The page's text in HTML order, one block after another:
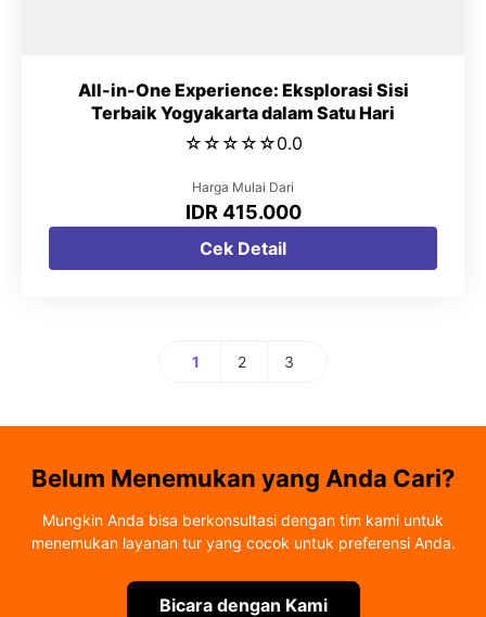
All-in-One Experience: Eksplorasi Sisi
Terbaik Yogyakarta dalam Satu Hari
☆ ☆ ☆ ☆ ☆0.0
Harga Mulai Dari
IDR 415.000
Cek Detail
Halaman
1 Halaman
2 3
Belum Menemukan yang Anda Cari?
Mungkin Anda bisa berkonsultasi dengan tim kami untuk
menemukan layanan tur yang cocok untuk preferensi Anda.
Bicara dengan Kami